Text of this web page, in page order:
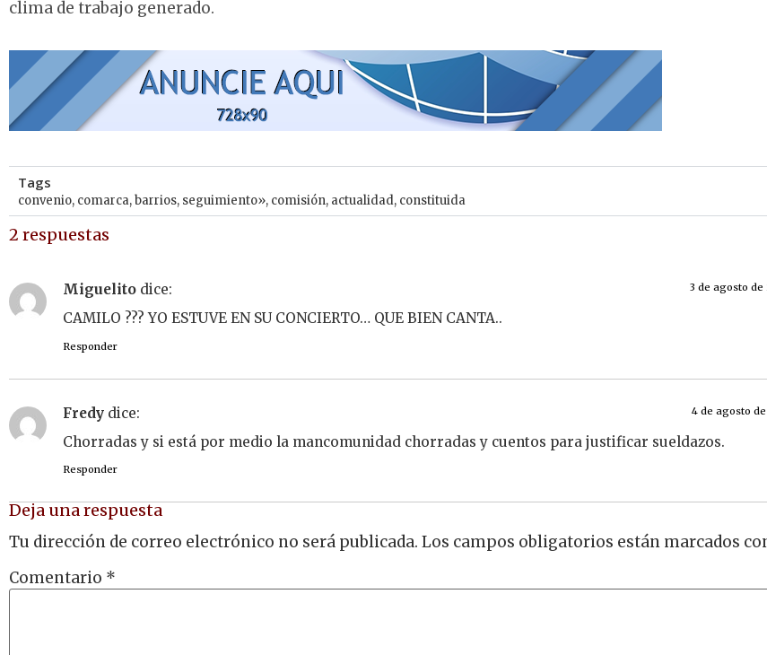
clima de trabajo generado.
Tags
convenio, comarca,barrios, seguimiento», comisión, actualidad, constituida
2 respuestas
Miguelito dice: 3 de agosto de
CAMILO ??? YO ESTUVE EN SU CONCIERTO… QUE BIEN CANTA..
Responder
Fredy dice: 4 de agosto de
Chorradas y si está por medio la mancomunidad chorradas y cuentos para justificar sueldazos.
Responder
Deja una respuesta
Tu dirección de correo electrónico no será publicada. Los campos obligatorios están marcados
Comentario *